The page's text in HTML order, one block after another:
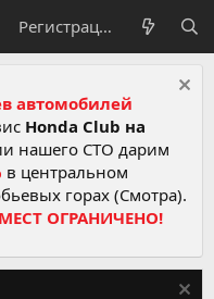
Регистрация
автомобилей
Honda Club на
нашего СТО дарим
в центральном
горах (Смотра).
ОГРАНИЧЕНО!